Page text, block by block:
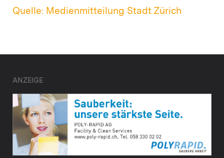
Quelle: Medienmitteilung Stadt Zürich
ANZEIGE